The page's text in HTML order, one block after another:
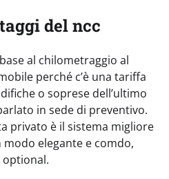
del ncc
al chilometraggio al
perché c’è una tariffa
o soprese dell’ultimo
in sede di preventivo.
privato è il sistema migliore
elegante e comdo,
optional.